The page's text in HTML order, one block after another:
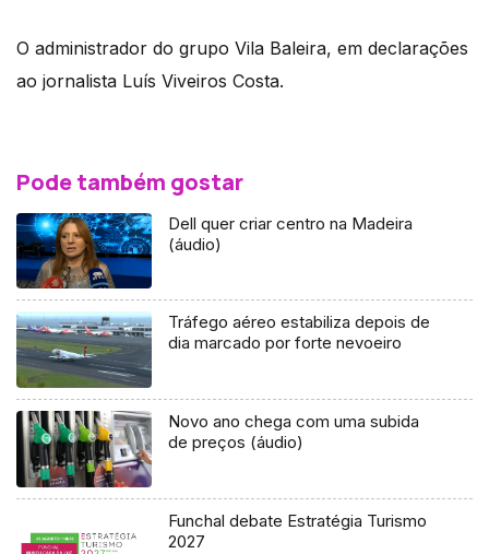
O administrador do grupo Vila Baleira, em declarações
ao jornalista Luís Viveiros Costa.
Pode também gostar
Dell quer criar centro na Madeira
(áudio)
Tráfego aéreo estabiliza depois de
dia marcado por forte nevoeiro
Novo ano chega com uma subida
de preços (áudio)
Funchal debate Estratégia Turismo
2027